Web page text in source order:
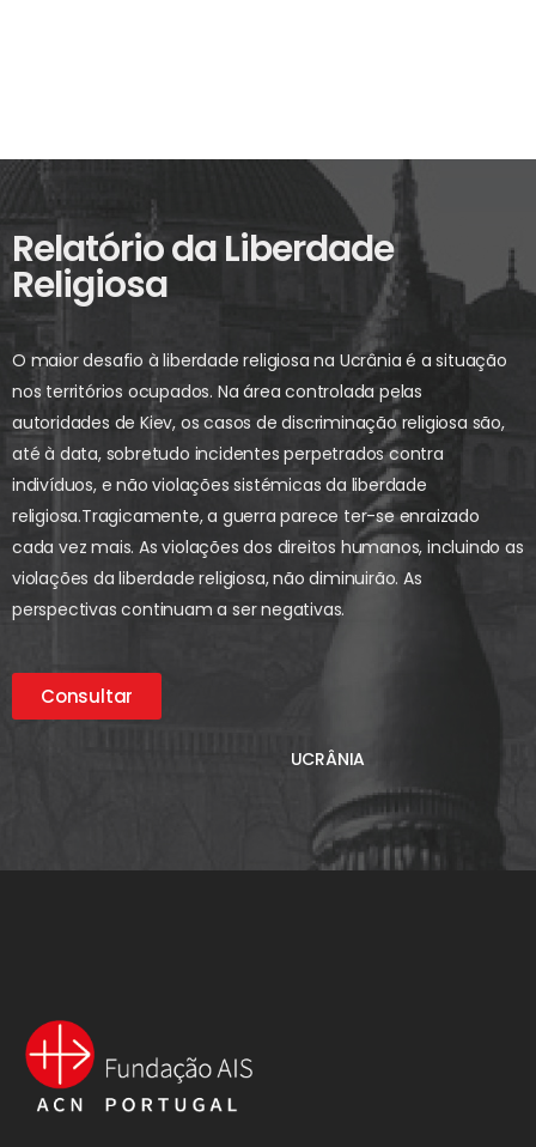
Relatório da Liberdade
Religiosa
O maior desafio à liberdade religiosa na Ucrânia é a situação
nos territórios ocupados. Na área controlada pelas
autoridades de Kiev, os casos de discriminação religiosa são,
até à data, sobretudo incidentes perpetrados contra
indivíduos, e não violações sistémicas da liberdade
religiosa.Tragicamente, a guerra parece ter-se enraizado
cada vez mais. As violações dos direitos humanos, incluindo as
violações da liberdade religiosa, não diminuirão. As
perspectivas continuam a ser negativas.
Consultar
UCRÂNIA